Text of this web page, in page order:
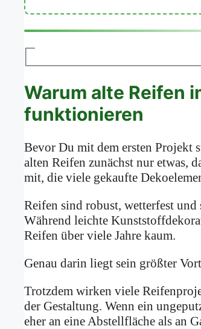
Warum alte Reifen
funktionieren
Bevor Du mit dem ersten Projekt
alten Reifen zunächst nur etwas,
mit, die viele gekaufte
Reifen sind robust, wetterfest
Während leichte
Reifen über viele Jahre kaum.
Genau darin liegt sein größter
Trotzdem wirken viele
der Gestaltung. Wenn ein
eher an eine Abstellfläche als an